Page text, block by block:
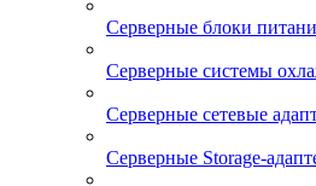
Серверные блоки
Серверные системы
Серверные сетевые
Серверные Storage-